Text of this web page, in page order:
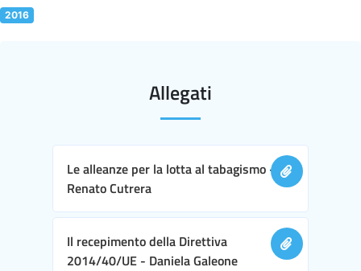
2016
Allegati
Le alleanze per la lotta al tabagismo -
Renato Cutrera
Il recepimento della Direttiva
2014/40/UE - Daniela Galeone